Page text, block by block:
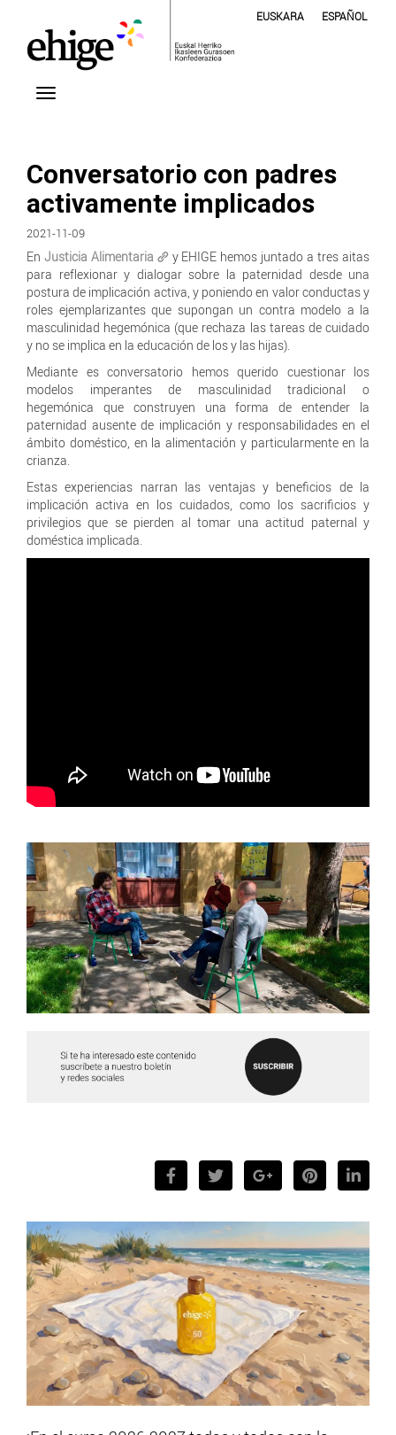
EUSKARA ESPAÑOL
Conversatorio con padres
activamente implicados
2021-11-09
En Justicia Alimentaria
y EHIGE hemos juntado a tres aitas
para reflexionar y dialogar sobre la paternidad desde una
postura de implicación activa, y poniendo en valor conductas y
roles ejemplarizantes que supongan un contra modelo a la
masculinidad hegemónica (que rechaza las tareas de cuidado
y no se implica en la educación de los y las hijas).
Mediante es conversatorio hemos querido cuestionar los
modelos imperantes de masculinidad tradicional o
hegemónica que construyen una forma de entender la
paternidad ausente de implicación y responsabilidades en el
ámbito doméstico, en la alimentación y particularmente en la
crianza.
Estas experiencias narran las ventajas y beneficios de la
implicación activa en los cuidados, como los sacrificios y
privilegios que se pierden al tomar una actitud paternal y
doméstica implicada.